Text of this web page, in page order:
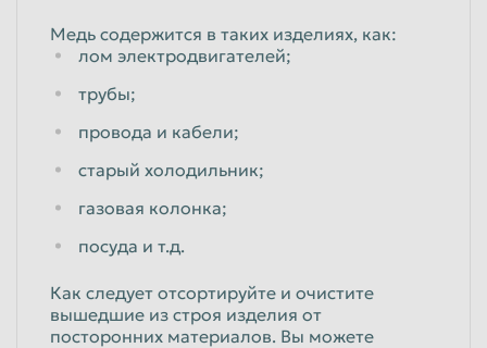
Медь содержится в таких изделиях, как:
лом электродвигателей;
трубы;
провода и кабели;
старый холодильник;
газовая колонка;
посуда и т.д.
Как следует отсортируйте и очистите
вышедшие из строя изделия от
посторонних материалов. Вы можете